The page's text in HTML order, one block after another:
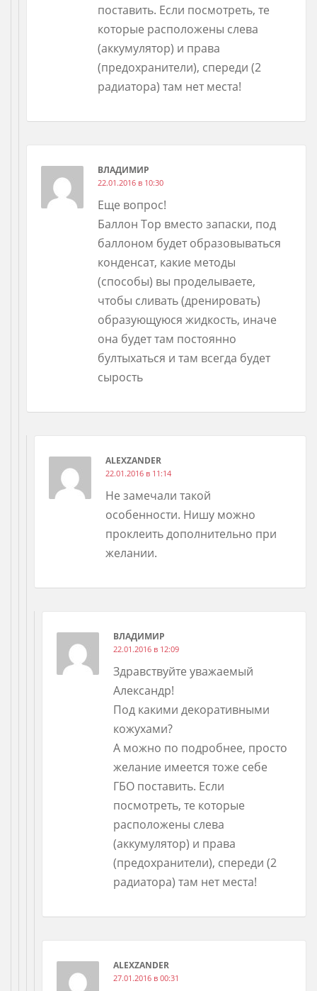
поставить. Если посмотреть, те
которые расположены слева
(аккумулятор) и права
(предохранители), спереди (2
радиатора) там нет места!
ВЛАДИМИР
22.01.2016 в 10:30
Еще вопрос!
Баллон Тор вместо запаски, под
баллоном будет образовываться
конденсат, какие методы
(способы) вы проделываете,
чтобы сливать (дренировать)
образующуюся жидкость, иначе
она будет там постоянно
бултыхаться и там всегда будет
сырость
ALEXZANDER
22.01.2016 в 11:14
Не замечали такой
особенности. Нишу можно
проклеить дополнительно при
желании.
ВЛАДИМИР
22.01.2016 в 12:09
Здравствуйте уважаемый
Александр!
Под какими декоративными
кожухами?
А можно по подробнее, просто
желание имеется тоже себе
ГБО поставить. Если
посмотреть, те которые
расположены слева
(аккумулятор) и права
(предохранители), спереди (2
радиатора) там нет места!
ALEXZANDER
27.01.2016 в 00:31